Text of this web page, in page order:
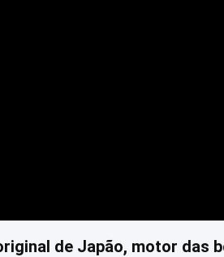
de Japão, motor das